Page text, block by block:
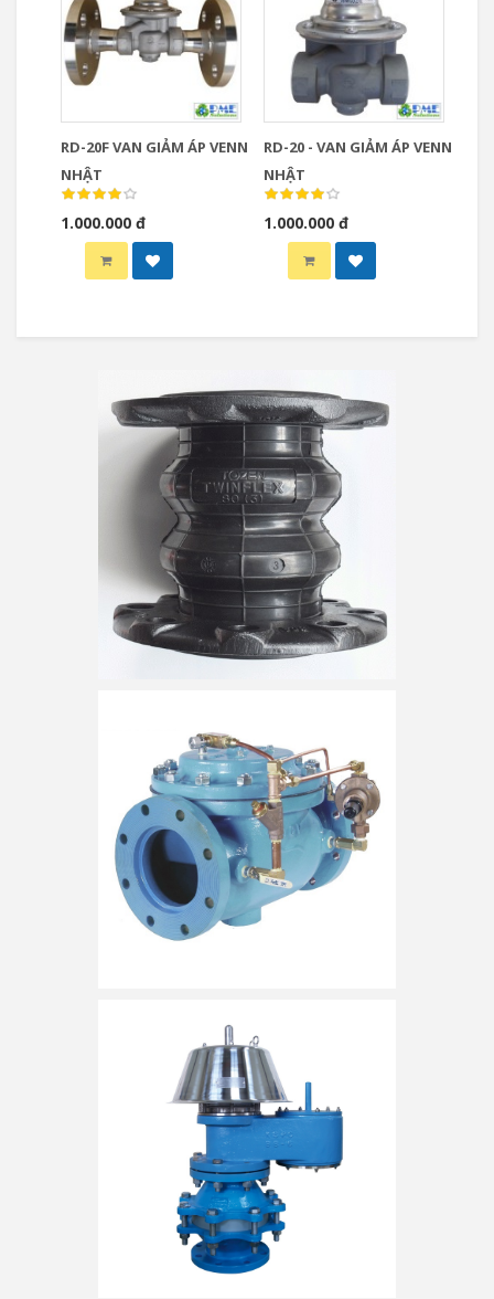
RD-20F VAN GIẢM ÁP VENN
NHẬT
1.000.000 đ
RD-20 - VAN GIẢM ÁP VENN
NHẬT
1.000.000 đ